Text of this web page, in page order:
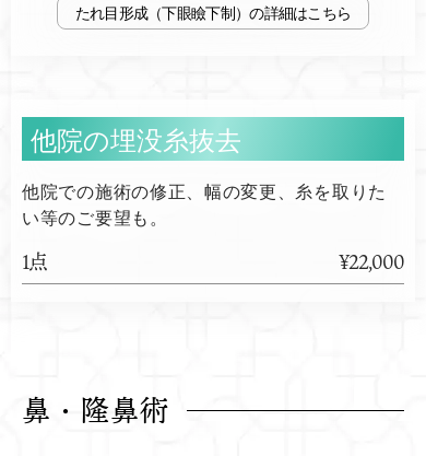
たれ目形成（下眼瞼下制）
他院の埋没糸抜去
他院での施術の修正、幅の変更、糸を取りた
い等のご要望も。
1点 ¥22,000
鼻・隆鼻術